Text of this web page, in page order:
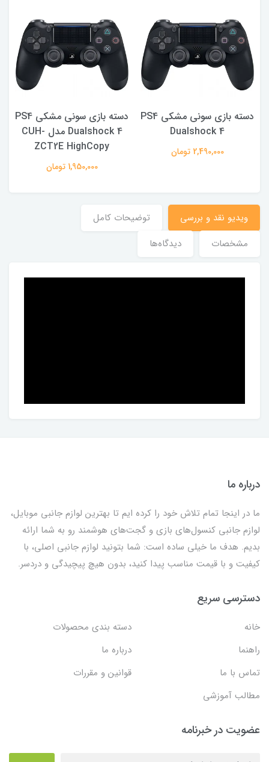
دسته بازی سونی مشکی PS4
Dualshock 4
2,490,000 تومان
دسته بازی سونی مشکی PS4
Dualshock 4 مدل CUH-
ZCT2E HighCopy
1,950,000 تومان
ویدیو نقد و بررسی
توضیحات کامل
مشخصات
دیدگاه‌ها
درباره ما
ما در اینجا تمام تلاش خود را کرده ایم تا بهترین لوازم جانبی موبایل،
لوازم جانبی کنسول‌های بازی و گجت‌های هوشمند رو به شما ارائه
بدیم. هدف ما خیلی ساده است: شما بتونید لوازم جانبی اصلی، با
کیفیت و با قیمت مناسب پیدا کنید، بدون هیچ پیچیدگی و دردسر.
دسترسی سریع
خانه
دسته بندی محصولات
راهنما
درباره ما
تماس با ما
قوانین و مقررات
مطالب آموزشی
عضویت در خبرنامه